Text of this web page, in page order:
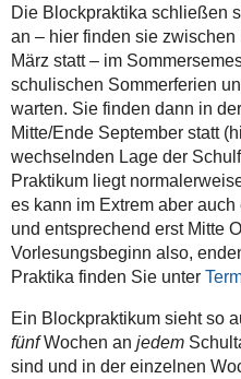
Die Blockpraktika schließen
an – hier finden sie
März statt – im
schulischen Sommerferien
warten. Sie finden dann in
Mitte/Ende September statt
wechselnden Lage der
Praktikum liegt
es kann im Extrem aber
und entsprechend erst Mitte
Vorlesungsbeginn also,
Praktika finden Sie unter
Ein Blockpraktikum sieht so
fünfWochen an jedem
sind und in der einzelnen